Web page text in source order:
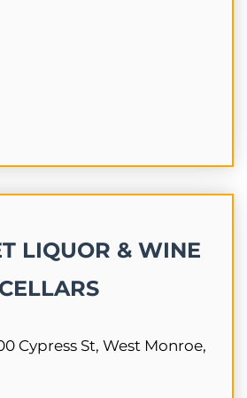
LIQUOR & WINE
CELLARS
Cypress St, West Monroe,